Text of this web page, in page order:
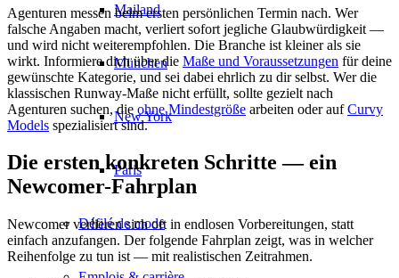
Mailand
München
New York
Paris
Défilé de mode
Agenturen messen beim ersten persönlichen Termin nach. Wer
falsche Angaben macht, verliert sofort jegliche Glaubwürdigkeit —
und wird nicht weiterempfohlen. Die Branche ist kleiner als sie
wirkt. Informiere dich über die Maße und Voraussetzungen für deine
gewünschte Kategorie, und sei dabei ehrlich zu dir selbst. Wer die
klassischen Runway-Maße nicht erfüllt, sollte gezielt nach
Agenturen suchen, die ohne Mindestgröße arbeiten oder aufCurvy
Models spezialisiert sind.
Die ersten konkreten Schritte — ein
Newcomer-Fahrplan
Newcomer verlieren sich oft in endlosen Vorbereitungen, statt
einfach anzufangen. Der folgende Fahrplan zeigt, was in welcher
Reihenfolge zu tun ist — mit realistischen Zeitrahmen.